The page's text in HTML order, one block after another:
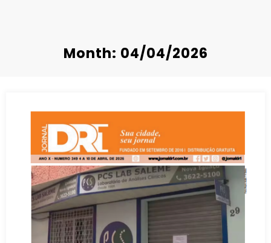
Month: 04/04/2026